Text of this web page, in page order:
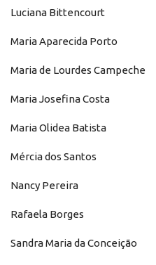
Luciana Bittencourt
Maria Aparecida Porto
Maria de Lourdes Campeche
Maria Josefina Costa
Maria Olidea Batista
Mércia dos Santos
Nancy Pereira
Rafaela Borges
Sandra Maria da Conceição